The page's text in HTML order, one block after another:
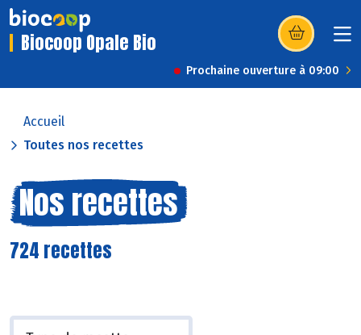
Biocoop Opale Bio (s’ouvre dans
Prochaine ouverture à 09:00
Accueil
Toutes nos recettes
Nos recettes
724 recettes